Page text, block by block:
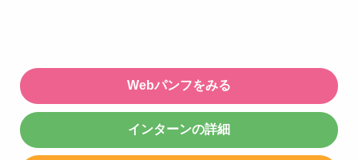
Webパンフをみる
インターンの詳細